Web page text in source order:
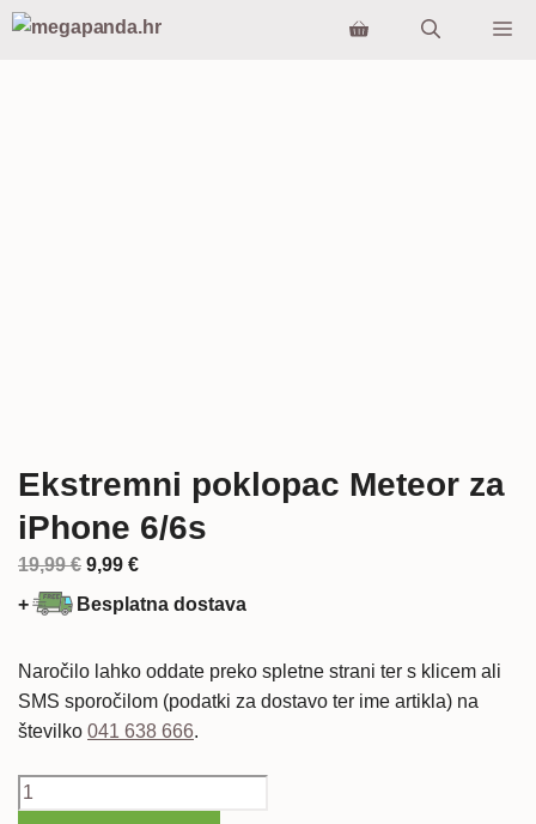
Preskoči
Ekstremni poklopac Meteor za
iPhone 6/6s
19,99€ Izvorna
cijena
19,99 €.
9,99 €Trenutna
cijena
+ Besplatna dostava
Naročilo lahko oddate preko spletne strani ter s klicem ali
SMS sporočilom (podatki za dostavo ter ime artikla) na
številko 041 638 666.
Ekstremni